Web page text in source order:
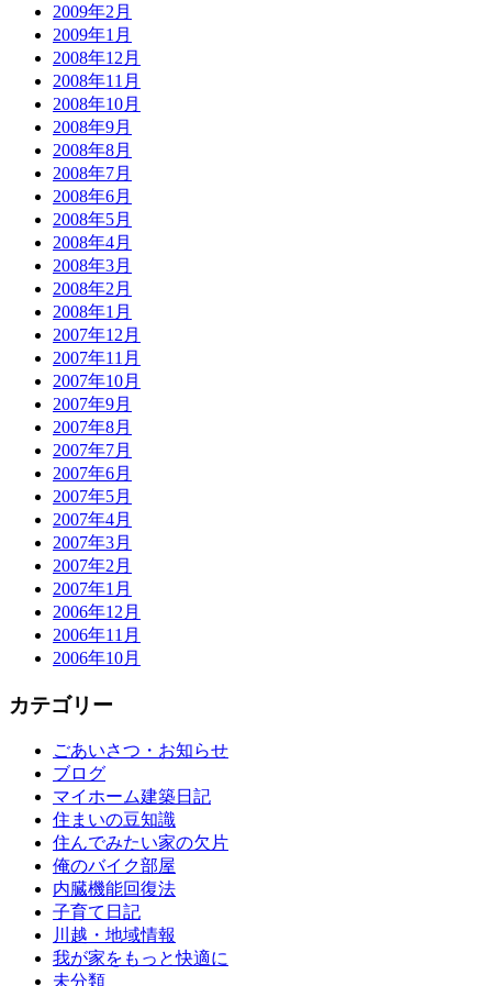
2009年2月
2009年1月
2008年12月
2008年11月
2008年10月
2008年9月
2008年8月
2008年7月
2008年6月
2008年5月
2008年4月
2008年3月
2008年2月
2008年1月
2007年12月
2007年11月
2007年10月
2007年9月
2007年8月
2007年7月
2007年6月
2007年5月
2007年4月
2007年3月
2007年2月
2007年1月
2006年12月
2006年11月
2006年10月
カテゴリー
ごあいさつ・お知らせ
ブログ
マイホーム建築日記
住まいの豆知識
住んでみたい家の欠片
俺のバイク部屋
内臓機能回復法
子育て日記
川越・地域情報
我が家をもっと快適に
未分類